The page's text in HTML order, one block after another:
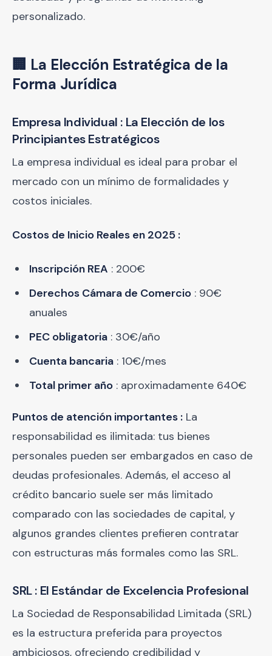
personalizado.
🏢 La Elección Estratégica de la
Forma Jurídica
Empresa Individual : La Elección de los
Principiantes Estratégicos
La empresa individual es ideal para probar el
mercado con un mínimo de formalidades y
costos iniciales.
Costos de Inicio Reales en 2025 :
Inscripción REA : 200€
Derechos Cámara de Comercio : 90€
anuales
PEC obligatoria : 30€/año
Cuenta bancaria : 10€/mes
Total primer año : aproximadamente 640€
Puntos de atención importantes : La
responsabilidad es ilimitada: tus bienes
personales pueden ser embargados en caso de
deudas profesionales. Además, el acceso al
crédito bancario suele ser más limitado
comparado con las sociedades de capital, y
algunos grandes clientes prefieren contratar
con estructuras más formales como las SRL.
SRL : El Estándar de Excelencia Profesional
La Sociedad de Responsabilidad Limitada (SRL)
es la estructura preferida para proyectos
ambiciosos, ofreciendo credibilidad y